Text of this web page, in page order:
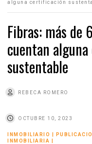
alguna certificación
Fibras: más de
cuentan
sustentable
REBECA ROMERO
OCTUBRE 10, 2023
INMOBILIARIO
INMOBILIARIA